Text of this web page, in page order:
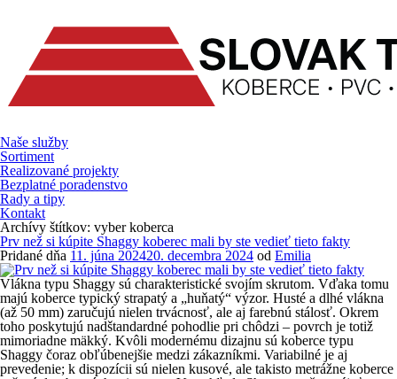
Naše služby
Sortiment
Realizované projekty
Bezplatné poradenstvo
Rady a tipy
Kontakt
Archívy štítkov: vyber koberca
Prv než si kúpite Shaggy koberec mali by ste vedieť tieto fakty
Pridané dňa 11. júna 202420. decembra 2024 od Emilia
Vlákna typu Shaggy sú charakteristické svojím skrutom. Vďaka tomu
majú koberce typický strapatý a „huňatý“ výzor. Husté a dlhé vlákna
(až 50 mm) zaručujú nielen trvácnosť, ale aj farebnú stálosť. Okrem
toho poskytujú nadštandardné pohodlie pri chôdzi – povrch je totiž
mimoriadne mäkký. Kvôli modernému dizajnu sú koberce typu
Shaggy čoraz obľúbenejšie medzi zákazníkmi. Variabilné je aj
prevedenie; k dispozícii sú nielen kusové, ale takisto metrážne koberce